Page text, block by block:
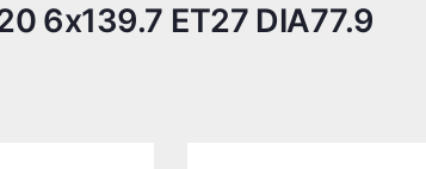
хранение
6x139.7 ET27 DIA77.9